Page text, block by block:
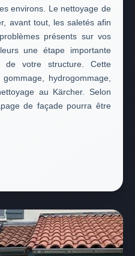
environs. Le nettoyage de
avant tout, les saletés afin
présents sur vos
une étape importante
de votre structure. Cette
hydrogommage,
au Kärcher. Selon
de façade pourra être